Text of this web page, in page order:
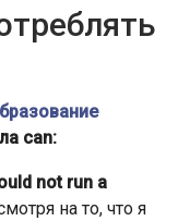
can:
not run a
на то, что я